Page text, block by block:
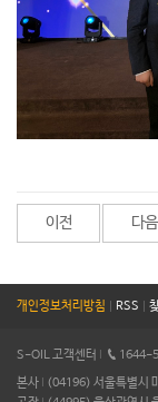
이전 다음
개인정보처리방침 RSS
S-OIL 고객센터 1644-
본사
(04196) 서울특별시